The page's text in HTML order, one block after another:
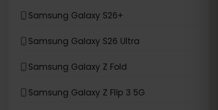
Samsung Galaxy S26+
Samsung Galaxy S26 Ultra
Samsung Galaxy Z Fold
Samsung Galaxy Z Flip 3 5G